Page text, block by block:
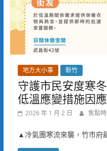
地方大小事 新竹
守護市民安度寒
低溫應變措施因
2026 年 1 月 2 日 焦點
▲冷氣團寒流來襲，竹市府